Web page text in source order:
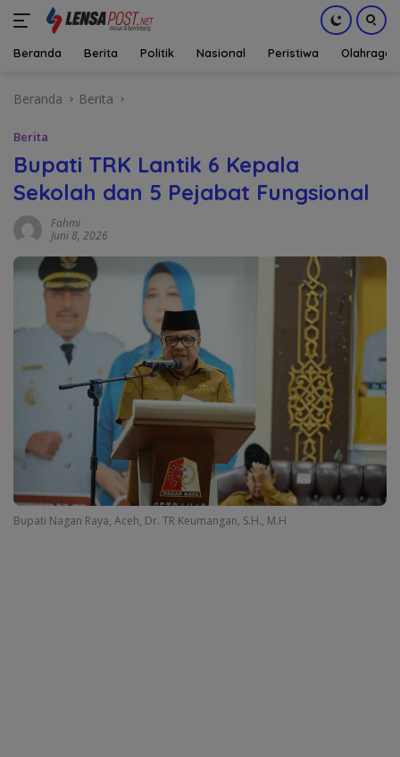
Beranda Berita Politik Nasional Peristiwa Olahraga
Beranda Berita
Berita
Bupati TRK Lantik 6 Kepala
Sekolah dan 5 Pejabat Fungsional
Fahmi
Juni 8, 2026
Bupati Nagan Raya, Aceh, Dr. TR Keumangan, S.H., M.H